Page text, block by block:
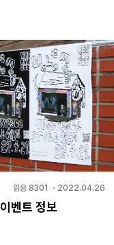
읽음 8301 ・ 2022.04.26
벤트 정보